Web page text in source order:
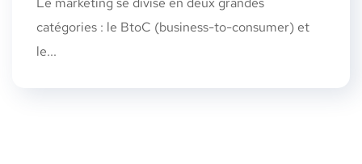
catégories : le BtoC (business-to-consumer) et
le...